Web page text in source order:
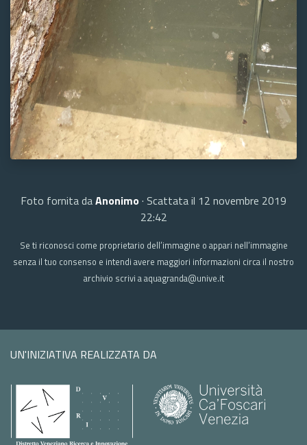
Foto fornita daAnonimo · Scattata il 12 novembre 2019
22:42
Se ti riconosci come proprietario dell’immagine o appari nell’immagine
senza il tuo consenso e intendi avere maggiori informazioni circa il nostro
archivio scrivi a aquagranda@unive.it
UN'INIZIATIVA REALIZZATA DA